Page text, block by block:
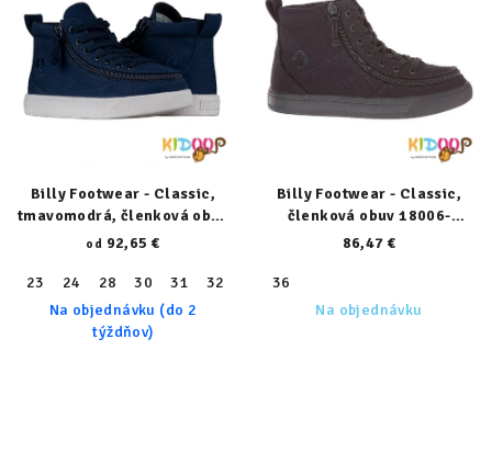
Billy Footwear - Classic,
tmavomodrá, členková obuv
23153-410-normal
od 92,65 €
23 24 28 30 31 32 34
Na objednávku (do 2
týždňov)
Billy Footwear - Classic,
členková obuv 18006-
001/90401-normal
86,47 €
36
Na objednávku